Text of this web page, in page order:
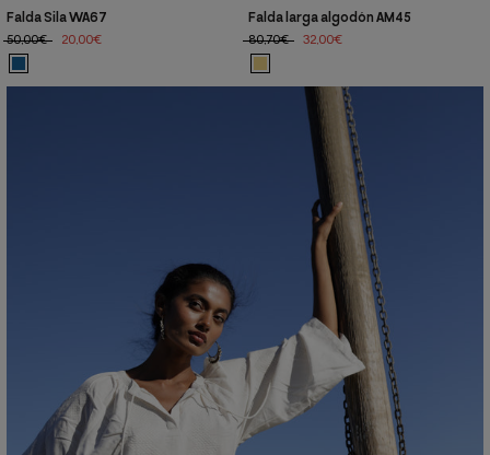
Falda Sila WA67
50,00€
20,00€
Falda larga algodón AM45
80,70€
32,00€